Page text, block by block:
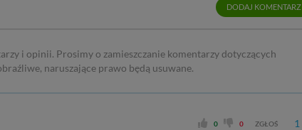
DODAJ KOMENTARZ
i opinii. Prosimy o zamieszczanie komentarzy dotyczących
naruszające prawo będą usuwane.
0 0 ZGŁOŚ 1